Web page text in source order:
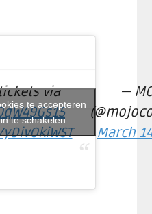
via
—
March
te accepteren
te schakelen